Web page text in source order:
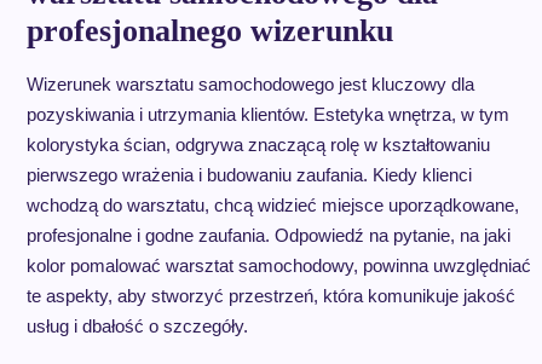
profesjonalnego wizerunku
Wizerunek warsztatu samochodowego jest kluczowy dla
pozyskiwania i utrzymania klientów. Estetyka wnętrza, w tym
kolorystyka ścian, odgrywa znaczącą rolę w kształtowaniu
pierwszego wrażenia i budowaniu zaufania. Kiedy klienci
wchodzą do warsztatu, chcą widzieć miejsce uporządkowane,
profesjonalne i godne zaufania. Odpowiedź na pytanie, na jaki
kolor pomalować warsztat samochodowy, powinna uwzględniać
te aspekty, aby stworzyć przestrzeń, która komunikuje jakość
usług i dbałość o szczegóły.